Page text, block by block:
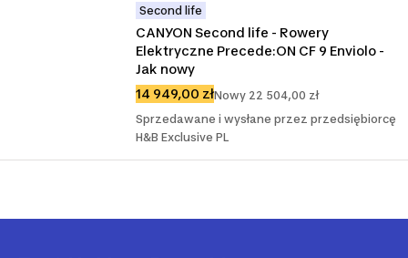
Second life
CANYON Second life - Rowery
Elektryczne Precede:ON CF 9 Enviolo -
Jak nowy
14 949,00 złNowy 22 504,00 zł
Sprzedawane i wysłane przez przedsiębiorcę
H&B Exclusive PL